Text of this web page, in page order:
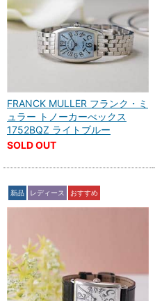
FRANCK MULLER フランク・ミ
ュラー トノーカーべックス
1752BQZ ライトブルー
SOLD OUT
新品 レディース おすすめ